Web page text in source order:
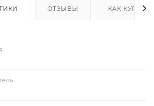
ОТЗЫВЫ КАК КУПИТЬ